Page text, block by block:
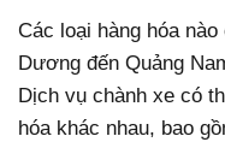
Các loại hàng hóa
Dương đến Quảng
Dịch vụ chành xe có
hóa khác nhau, bao